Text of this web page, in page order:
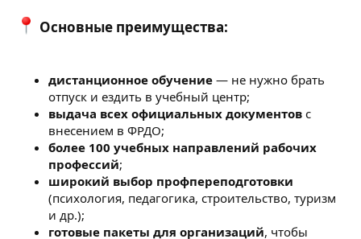
Основные преимущества:​
дистанционное обучение — не нужно брать
отпуск и ездить в учебный центр;
выдача всех официальных документов с
внесением в ФРДО;
более 100 учебных направлений рабочих
профессий;
широкий выбор профпереподготовки
(психология, педагогика, строительство, туризм
и др.);
готовые пакеты для организаций, чтобы